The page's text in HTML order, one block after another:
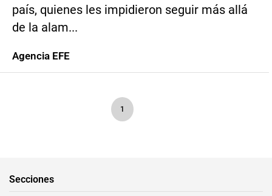
país, quienes les impidieron seguir más allá
de la alam...
Agencia EFE
1
Secciones